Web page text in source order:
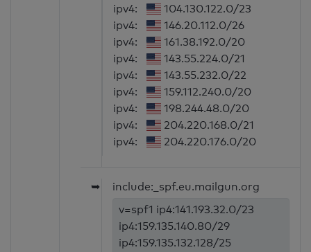
ipv4:
104.130.122.0/23
ipv4:
146.20.112.0/26
ipv4:
161.38.192.0/20
ipv4:
143.55.224.0/21
ipv4:
143.55.232.0/22
ipv4:
159.112.240.0/20
ipv4:
198.244.48.0/20
ipv4:
204.220.168.0/21
ipv4:
204.220.176.0/20
➥
include:_spf.eu.mailgun.org
v=spf1 ip4:141.193.32.0/23
ip4:159.135.140.80/29
ip4:159.135.132.128/25